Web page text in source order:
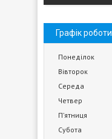
Графік роботи
Понеділок
Вівторок
Середа
Четвер
Пʼятниця
Субота